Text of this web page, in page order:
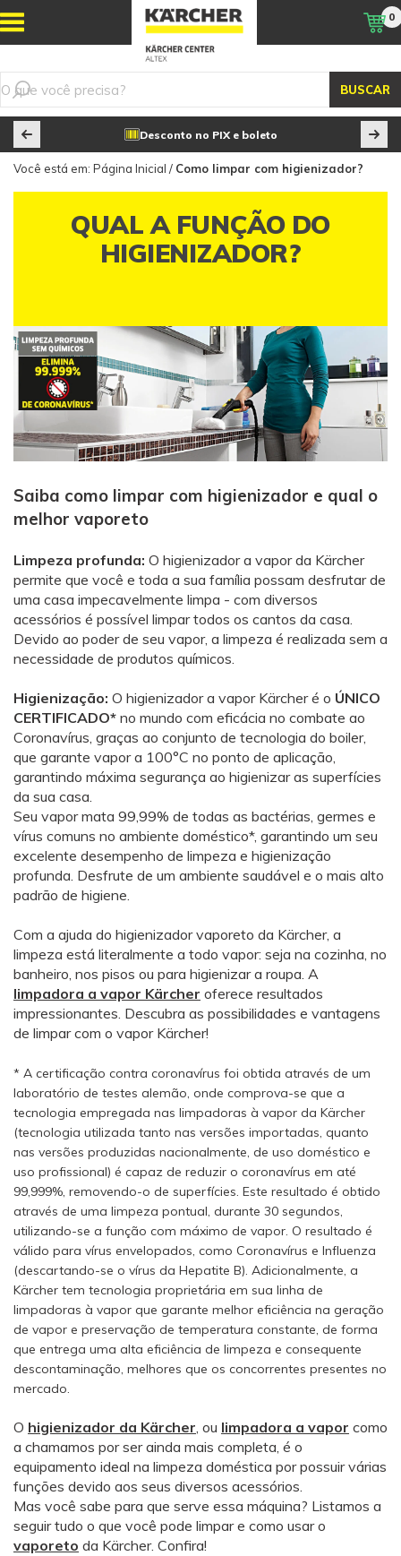
Desconto no PIX e boleto
BUSCAR
0
Você está em: Página Inicial / Como limpar com higienizador?
QUAL A FUNÇÃO DO
HIGIENIZADOR?
Saiba como limpar com higienizador e qual o
melhor vaporeto
Limpeza profunda: O higienizador a vapor da Kärcher
permite que você e toda a sua família possam desfrutar de
uma casa impecavelmente limpa - com diversos
acessórios é possível limpar todos os cantos da casa.
Devido ao poder de seu vapor, a limpeza é realizada sem a
necessidade de produtos químicos.
Higienização: O higienizador a vapor Kärcher é o ÚNICO
CERTIFICADO* no mundo com eficácia no combate ao
Coronavírus, graças ao conjunto de tecnologia do boiler,
que garante vapor a 100°C no ponto de aplicação,
garantindo máxima segurança ao higienizar as superfícies
da sua casa.
Seu vapor mata 99,99% de todas as bactérias, germes e
vírus comuns no ambiente doméstico*, garantindo um seu
excelente desempenho de limpeza e higienização
profunda. Desfrute de um ambiente saudável e o mais alto
padrão de higiene.
Com a ajuda do higienizador vaporeto da Kärcher, a
limpeza está literalmente a todo vapor: seja na cozinha, no
banheiro, nos pisos ou para higienizar a roupa. A
limpadora a vapor Kärcher oferece resultados
impressionantes. Descubra as possibilidades e vantagens
de limpar com o vapor Kärcher!
* A certificação contra coronavírus foi obtida através de um
laboratório de testes alemão, onde comprova-se que a
tecnologia empregada nas limpadoras à vapor da Kärcher
(tecnologia utilizada tanto nas versões importadas, quanto
nas versões produzidas nacionalmente, de uso doméstico e
uso profissional) é capaz de reduzir o coronavírus em até
99,999%, removendo-o de superfícies. Este resultado é obtido
através de uma limpeza pontual, durante 30 segundos,
utilizando-se a função com máximo de vapor. O resultado é
válido para vírus envelopados, como Coronavírus e Influenza
(descartando-se o vírus da Hepatite B). Adicionalmente, a
Kärcher tem tecnologia proprietária em sua linha de
limpadoras à vapor que garante melhor eficiência na geração
de vapor e preservação de temperatura constante, de forma
que entrega uma alta eficiência de limpeza e consequente
descontaminação, melhores que os concorrentes presentes no
mercado.
O higienizador da Kärcher, ou limpadora a vapor como
a chamamos por ser ainda mais completa, é o
equipamento ideal na limpeza doméstica por possuir várias
funções devido aos seus diversos acessórios.
Mas você sabe para que serve essa máquina? Listamos a
seguir tudo o que você pode limpar e como usar o
vaporeto da Kärcher. Confira!